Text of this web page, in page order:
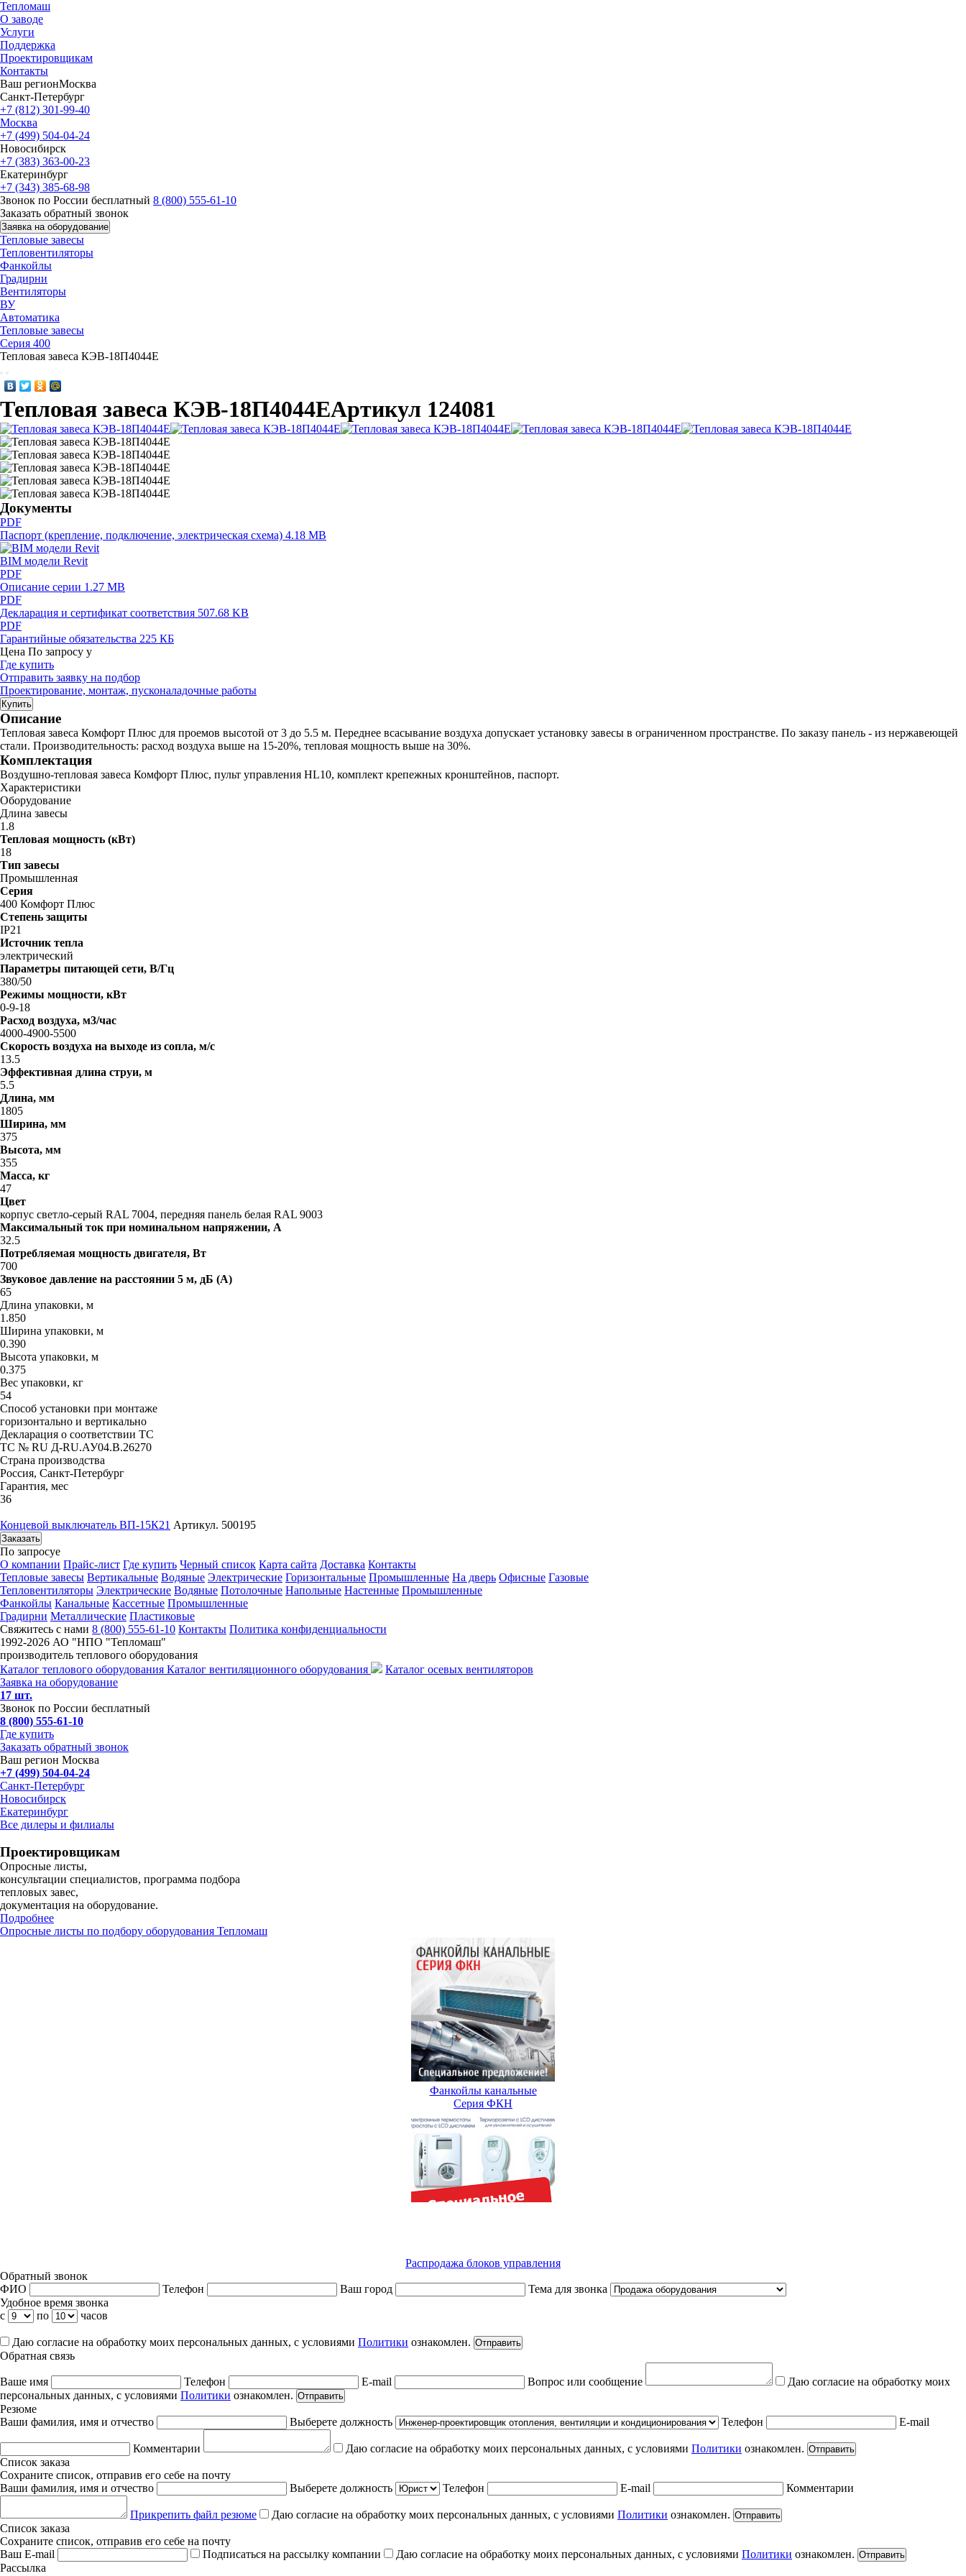
Тепломаш
О заводе
Услуги
Поддержка
Проектировщикам
Контакты
Ваш регионМосква
Санкт-Петербург
+7 (812) 301-99-40
Москва
+7 (499) 504-04-24
Новосибирск
+7 (383) 363-00-23
Екатеринбург
+7 (343) 385-68-98
Звонок по России бесплатный 8 (800) 555-61-10
Заказать обратный звонок
Заявка на оборудование
Тепловые завесы
Тепловентиляторы
Фанкойлы
Градирни
Вентиляторы
ВУ
Автоматика
Тепловые завесы
Серия 400
Тепловая завеса КЭВ-18П4044E
Тепловая завеса КЭВ-18П4044EАртикул 124081
Документы
PDF
Паспорт (крепление, подключение, электрическая схема) 4.18 MB
BIM модели Revit
PDF
Описание серии 1.27 MB
PDF
Декларация и сертификат соответствия 507.68 KB
PDF
Гарантийные обязательства 225 КБ
Цена По запросу у
Где купить
Отправить заявку на подбор
Проектирование, монтаж, пусконаладочные работы
Купить
Описание
Тепловая завеса Комфорт Плюс для проемов высотой от 3 до 5.5 м. Переднее всасывание воздуха допускает установку завесы в ограниченном пространстве. По заказу панель - из нержавеющей
стали. Производительность: расход воздуха выше на 15-20%, тепловая мощность выше на 30%.
Комплектация
Воздушно-тепловая завеса Комфорт Плюс, пульт управления HL10, комплект крепежных кронштейнов, паспорт.
Характеристики
Оборудование
Длина завесы
1.8
Тепловая мощность (кВт)
18
Тип завесы
Промышленная
Серия
400 Комфорт Плюс
Степень защиты
IP21
Источник тепла
электрический
Параметры питающей сети, В/Гц
380/50
Режимы мощности, кВт
0-9-18
Расход воздуха, м3/час
4000-4900-5500
Скорость воздуха на выходе из сопла, м/с
13.5
Эффективная длина струи, м
5.5
Длина, мм
1805
Ширина, мм
375
Высота, мм
355
Масса, кг
47
Цвет
корпус светло-серый RAL 7004, передняя панель белая RAL 9003
Максимальный ток при номинальном напряжении, A
32.5
Потребляемая мощность двигателя, Вт
700
Звуковое давление на расстоянии 5 м, дБ (A)
65
Длина упаковки, м
1.850
Ширина упаковки, м
0.390
Высота упаковки, м
0.375
Вес упаковки, кг
54
Способ установки при монтаже
горизонтально и вертикально
Декларация о соответствии ТС
ТС № RU Д-RU.АУ04.B.26270
Страна производства
Россия, Санкт-Петербург
Гарантия, мес
36
Концевой выключатель ВП-15К21 Артикул. 500195
Заказать
По запросуе
О компании Прайс-лист Где купить Черный список Карта сайта Доставка Контакты
Тепловые завесы Вертикальные Водяные Электрические Горизонтальные Промышленные На дверь Офисные Газовые
Тепловентиляторы Электрические Водяные Потолочные Напольные Настенные Промышленные
Фанкойлы Канальные Кассетные Промышленные
Градирни Металлические Пластиковые
Свяжитесь с нами 8 (800) 555-61-10 Контакты Политика конфиденциальности
1992-2026 АО "НПО "Тепломаш"
производитель теплового оборудования
Каталог теплового оборудования Каталог вентиляционного оборудования
Каталог осевых вентиляторов
Заявка на оборудование
17 шт.
Звонок по России бесплатный
8 (800) 555-61-10
Где купить
Заказать обратный звонок
Ваш регион Москва
+7 (499) 504-04-24
Санкт-Петербург
Новосибирск
Екатеринбург
Все дилеры и филиалы
Проектировщикам
Опросные листы,
консультации специалистов, программа подбора
тепловых завес,
документация на оборудование.
Подробнее
Опросные листы по подбору оборудования Тепломаш
Фанкойлы канальные
Серия ФКН
Распродажа блоков управления
Обратный звонок
ФИО
Телефон Ваш город
Тема для звонка
Удобное время звонка
с
по часов
Даю согласие на обработку моих персональных данных, с условиями Политики ознакомлен. Отправить
Обратная связь
Ваше имя Телефон E-mail Вопрос или сообщение
Даю согласие на обработку моих
персональных данных, с условиями Политики ознакомлен. Отправить
Резюме
Ваши фамилия, имя и отчество
Выберете должность Телефон E-mail
Комментарии Даю согласие на обработку моих персональных данных, с условиями Политики ознакомлен. Отправить
Список заказа
Сохраните список, отправив его себе на почту
Ваши фамилия, имя и отчество
Выберете должность Телефон E-mail Комментарии
Прикрепить файл резюме Даю согласие на обработку моих персональных данных, с условиями Политики ознакомлен. Отправить
Список заказа
Сохраните список, отправив его себе на почту
Ваш E-mail
Подписаться на рассылку компании Даю согласие на обработку моих персональных данных, с условиями Политики ознакомлен. Отправить
Рассылка